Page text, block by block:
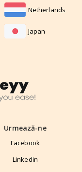
Netherlands
Japan
Urmează-ne
Facebook
Linkedin